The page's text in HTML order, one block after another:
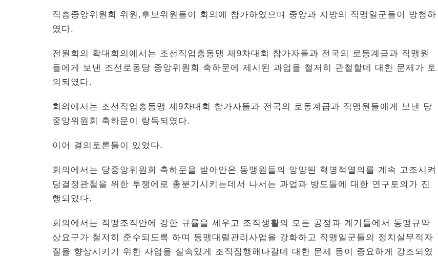
직총중앙위원회 위원,후보위원들이 회의에 참가하였으며 중앙과 지방의 직맹일군들이 방청하
였다.
전원회의 확대회의에서는 조선직업총동맹 제9차대회 참가자들과 전국의 로동계급과 직맹원
들에게 보낸 조선로동당 중앙위원회 축하문에 제시된 과업을 철저히 관철할데 대한 문제가 토
의되였다.
회의에서는 조선직업총동맹 제9차대회 참가자들과 전국의 로동계급과 직맹원들에게 보낸 당
중앙위원회 축하문이 랑독되였다.
이어 결의토론들이 있었다.
회의에서는 당중앙위원회 축하문을 받아안은 동맹원들의 앙양된 혁명적열의를 계속 고조시켜
당결정관철을 위한 투쟁에로 총분기시키는데서 나서는 과업과 방도들에 대한 연구토의가 진
행되였다.
회의에서는 직맹조직안에 강한 규률을 세우고 조직생활의 모든 공정과 계기들에서 동맹규약
상요구가 철저히 준수되도록 하며 동맹대렬관리사업을 강화하고 직맹일군들의 정치실무적자
질을 향상시키기 위한 사업을 실속있게 조직집행해나갈데 대한 문제 등이 중요하게 강조되였